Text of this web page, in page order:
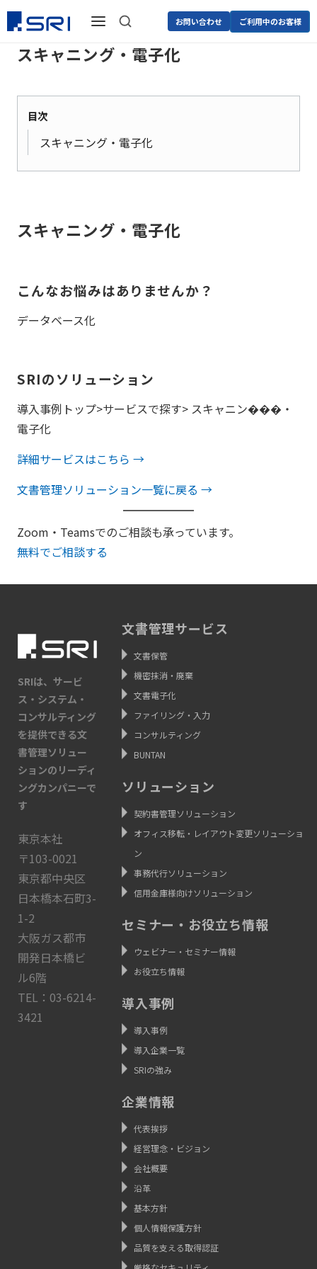
お問い合わせ ご利用中のお客様
スキャニング・電子化
目次
スキャニング・電子化
スキャニング・電子化
こんなお悩みはありませんか？
データベース化
SRIのソリューション
導入事例トップ>サービスで探す> スキャニン���・
電子化
詳細サービスはこちら →
文書管理ソリューション一覧に戻る →
Zoom・Teamsでのご相談も承っています。
無料でご相談する
SRIは、サービ
ス・システム・
コンサルティング
を提供できる文
書管理ソリュー
ションのリーディ
ングカンパニーで
す
東京本社
〒103-0021
東京都中央区
日本橋本石町3-
1-2
大阪ガス都市
開発日本橋ビ
ル6階
TEL：03-6214-
3421
文書管理サービス
文書保管
機密抹消・廃棄
文書電子化
ファイリング・入力
コンサルティング
BUNTAN
ソリューション
契約書管理ソリューション
オフィス移転・レイアウト変更ソリューショ
ン
事務代行ソリューション
信用金庫様向けソリューション
セミナー・お役立ち情報
ウェビナー・セミナー情報
お役立ち情報
導入事例
導入事例
導入企業一覧
SRIの強み
企業情報
代表挨拶
経営理念・ビジョン
会社概要
沿革
基本方針
個人情報保護方針
品質を支える取得認証